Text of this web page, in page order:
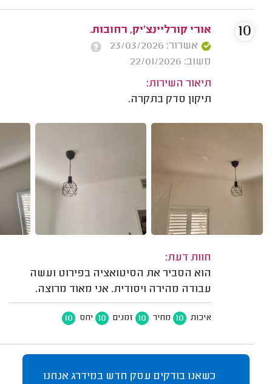
אורי קורליינצ'יק, רחובות.
אשרור: 23/03/2026
משוב: 22/01/2026
תיאור השירות:
תיקון סדק בתקרה.
חוות דעת:
הוא הסביר את הסיטואציה בפירוט ועשה
עבודה מהירה ויסודית. אני מאוד מרוצה.
איכות 10 מחיר 10 זמנים 10 יחס 10
10
כשאנו בודקים עסק חדש במידרג אנחנו